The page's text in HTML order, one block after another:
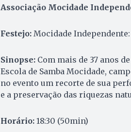
Associação Mocidade
Festejo:Mocidade
Sinopse:Com mais de 37 anos
Escola de Samba Mocidade,
no evento um recorte de sua
e a preservação das riquezas
Horário:18:30 (50min)